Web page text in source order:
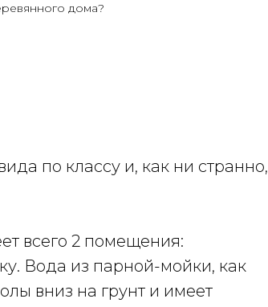
дома?
по классу и, как ни странно,
всего 2 помещения:
Вода из парной-мойки, как
вниз на грунт и имеет